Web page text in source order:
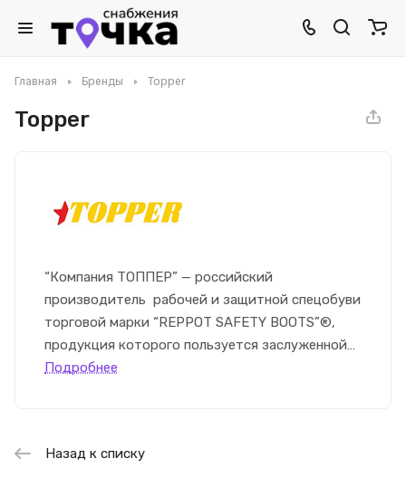
Главная Бренды Topper
Topper
“Компания ТОППЕР” — российский
производитель рабочей и защитной спецобуви
торговой марки “REPPOT SAFETY BOOTS”®,
продукция которого пользуется заслуженной
популярностью.
Подробнее
Назад к списку